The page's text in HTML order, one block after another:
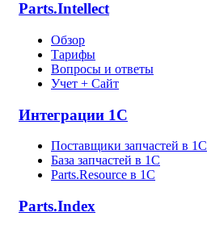
Parts.Intellect
Обзор
Тарифы
Вопросы и ответы
Учет + Сайт
Интеграции 1С
Поставщики запчастей в 1C
База запчастей в 1С
Parts.Resource в 1C
Parts.Index